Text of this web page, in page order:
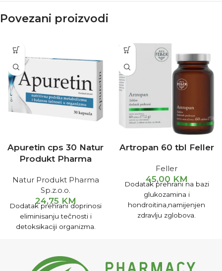
Povezani proizvodi
Apuretin cps 30 Natur
Produkt Pharma
Natur Produkt Pharma
Sp.z.o.o.
24,75 KM
Dodatak prehrani doprinosi
eliminisanju tečnosti i
detoksikaciji organizma.
Artropan 60 tbl Feller
Feller
45,00 KM
Dodatak prehrani na bazi
glukozamina i
hondroitina,namijenjen
zdravlju zglobova.